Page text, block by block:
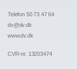
Telefon 50 73 47 64
dv@dv.dk
www.dv.dk
CVR-nr. 13203474